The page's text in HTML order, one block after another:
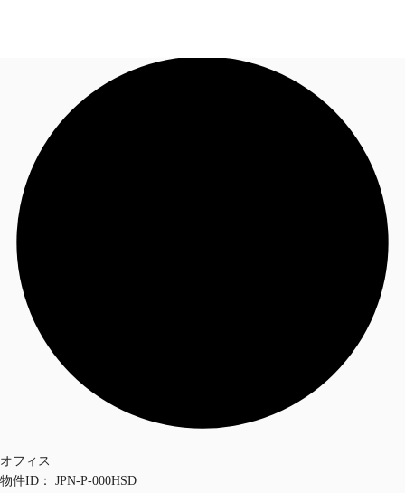
オフィス・事務所
倉庫・物流センター
お電話
オフィス
物件ID：
JPN-P-000HSD